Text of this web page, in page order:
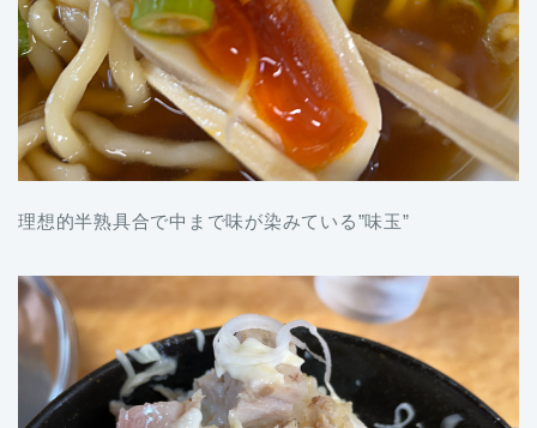
理想的半熟具合で中まで味が染みている”味玉”